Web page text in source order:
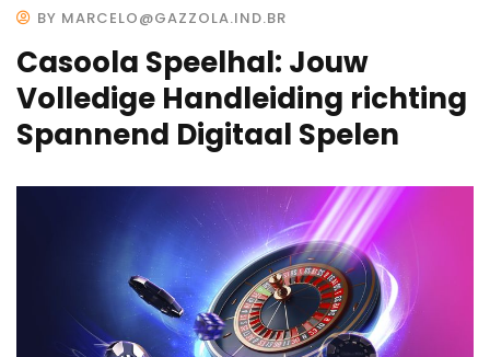
BY MARCELO@GAZZOLA.IND.BR
Casoola Speelhal: Jouw
Volledige Handleiding richting
Spannend Digitaal Spelen